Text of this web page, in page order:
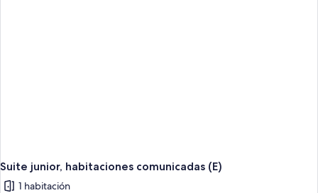
Suite junior, habitaciones comunicadas (E)
1 habitación